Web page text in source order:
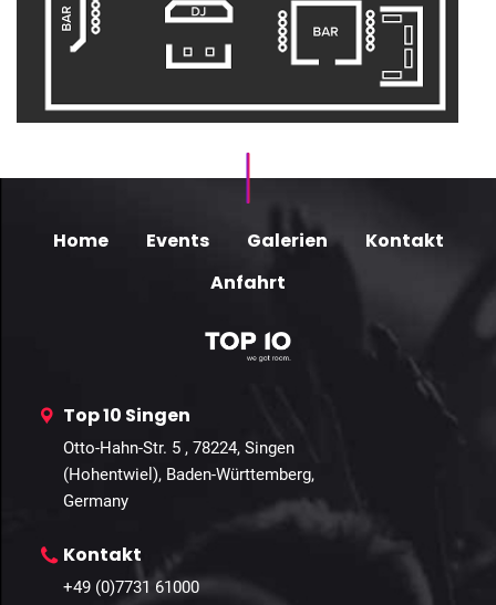
Home Events Galerien
Kontakt
Anfahrt
Top 10 Singen
Otto-Hahn-Str. 5 , 78224, Singen
(Hohentwiel), Baden-Württemberg,
Germany
Kontakt
+49 (0)7731 61000